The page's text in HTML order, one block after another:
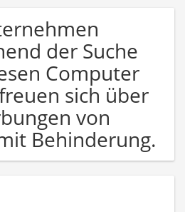
der Suche
Computer
sich über
von
Behinderung.